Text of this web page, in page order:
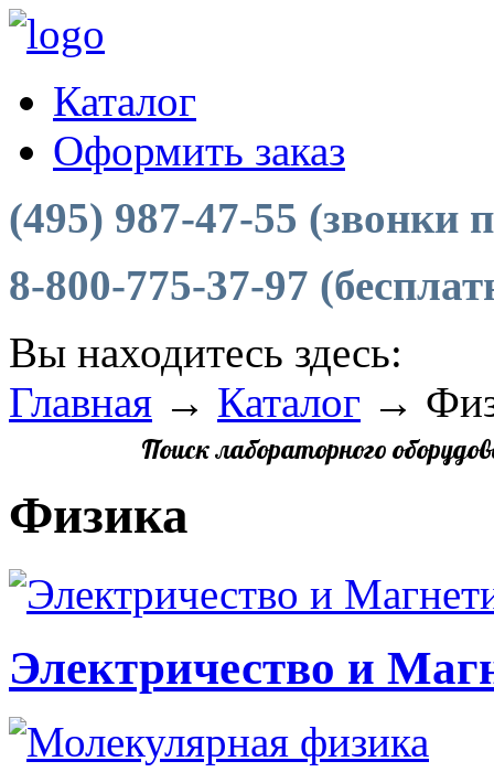
Каталог
Оформить заказ
(495) 987-47-55
8-800-775-37-97
Вы находитесь здесь:
Главная → Каталог →
Поиск лабораторного
Физика
Электричество и